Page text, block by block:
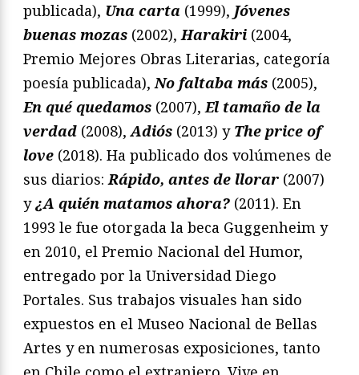
publicada), Una carta (1999), Jóvenes
buenas mozas (2002),Harakiri (2004,
Premio Mejores Obras Literarias, categoría
poesía publicada),No faltaba más (2005),
En qué quedamos (2007),El tamaño de la
verdad (2008),Adiós (2013) y The price of
love (2018). Ha publicado dos volúmenes de
sus diarios:Rápido, antes de llorar (2007)
y¿A quién matamos ahora? (2011). En
1993 le fue otorgada la beca Guggenheim y
en 2010, el Premio Nacional del Humor,
entregado por la Universidad Diego
Portales. Sus trabajos visuales han sido
expuestos en el Museo Nacional de Bellas
Artes y en numerosas exposiciones, tanto